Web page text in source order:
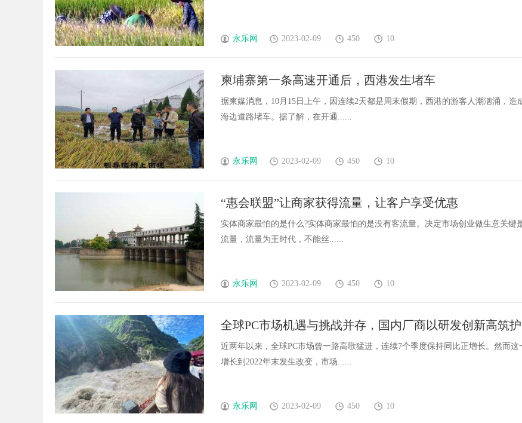
永乐网 2023-02-09 450 10
柬埔寨第一条高速开通后，西港发生堵车
据柬媒消息，10月15日上午，因连续2天都是周末假期，西港的游客人潮汹涌，造
海边道路堵车。据了解，在开通......
永乐网 2023-02-09 450 10
“惠会联盟”让商家获得流量，让客户享受优惠
实体商家最怕的是什么?实体商家最怕的是没有客流量。决定市场创业做生意关键
流量，流量为王时代，不能丝......
永乐网 2023-02-09 450 10
全球PC市场机遇与挑战并存，国内厂商以研发创新高筑护
城河
近两年以来，全球PC市场曾一路高歌猛进，连续7个季度保持同比正增长。然而这
增长到2022年末发生改变，市场......
永乐网 2023-02-09 450 10